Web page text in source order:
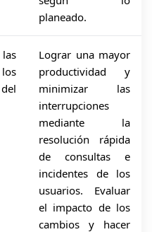
planeado.
Lograr una mayor
productividad y
minimizar las
interrupciones
mediante la
resolución rápida
de consultas e
incidentes de los
usuarios. Evaluar
el impacto de los
cambios y hacer